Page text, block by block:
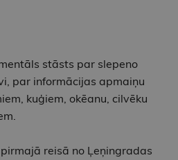
stāsts par slepeno
par informācijas apmaiņu
kuģiem, okēanu, cilvēku
reisā no Ļeņingradas